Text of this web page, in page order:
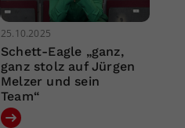
25.10.2025
Schett-Eagle „ganz,
ganz stolz auf Jürgen
Melzer und sein
Team“